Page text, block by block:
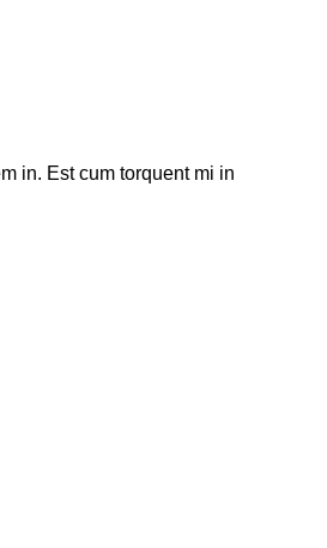
in. Est cum torquent mi in